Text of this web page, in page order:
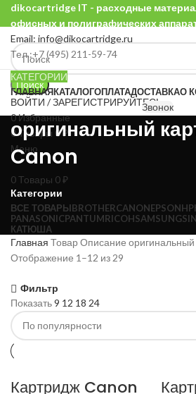
dikocartridge IT - расходные
офисных и полиграфических
Email: info@dikocartridge.ru
Тел.:+7 (495) 211-59-74
Поиск
ВОЙТИ / ЗАРЕГИСТРИРУЙТЕСЬ
0Избранные
0Товары 0₽
Меню
0Товары 0₽
КАТЕГОРИИ
ГЛАВНАЯКАТАЛОГОПЛАТАДОСТАВКАО
Звонок
оригинальный
Canon
Категории
ВСЕ ТОВАРЫBROTHERCANONEPSONHP
PANASONICPANTUMRICOHSAMSUNG
КАТЮША
Главная Товар Описание
Отображение 1–12 из 29
Фильтр
Показать9 12 18 24
Картридж Canon